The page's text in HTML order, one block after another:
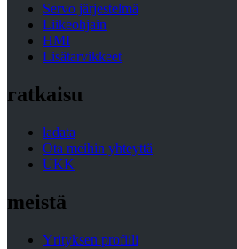
Servo järjestelmä
Liikeohjain
HMI
Lisätarvikkeet
ratkaisu
ladata
Ota meihin yhteyttä
UKK
meistä
Yrityksen profiili